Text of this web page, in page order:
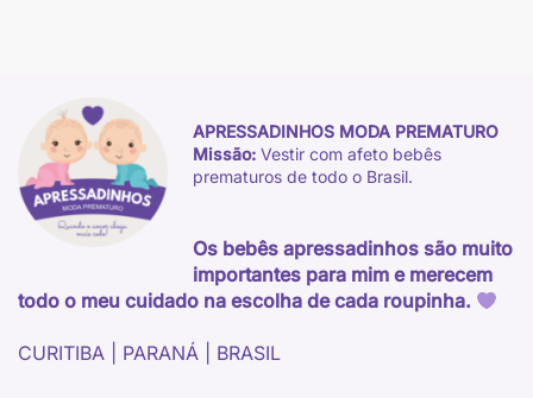
APRESSADINHOS MODA PREMATURO
Missão: Vestir com afeto bebês
prematuros de todo o Brasil.
Os bebês apressadinhos são muito
importantes para mim e merecem
todo o meu cuidado na escolha de cada roupinha.
CURITIBA | PARANÁ | BRASIL